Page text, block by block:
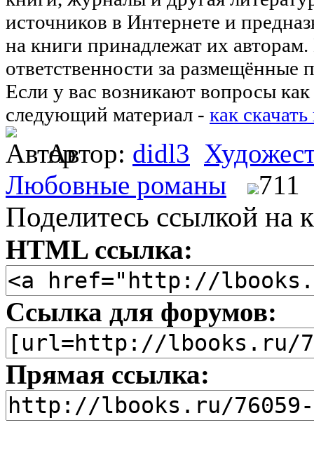
источников в Интернете и
на книги принадлежат их
ответственности за размещённые
Если у вас возникают вопросы как
следующий материал - как
Автор: didl3
Любовные романы
711
Поделитесь ссылкой на
HTML ссылка:
Ссылка для форумов:
Прямая ссылка: